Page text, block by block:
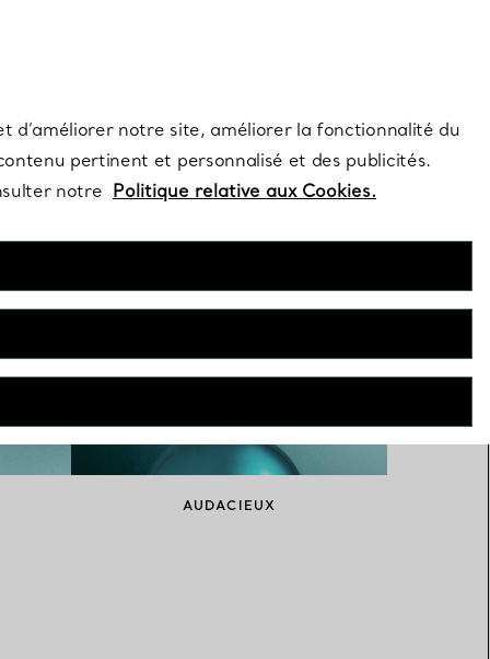
AUDACIEUX
d’améliorer notre site, améliorer la fonctionnalité du
pertinent et personnalisé et des publicités.
notre Politique relative aux Cookies.